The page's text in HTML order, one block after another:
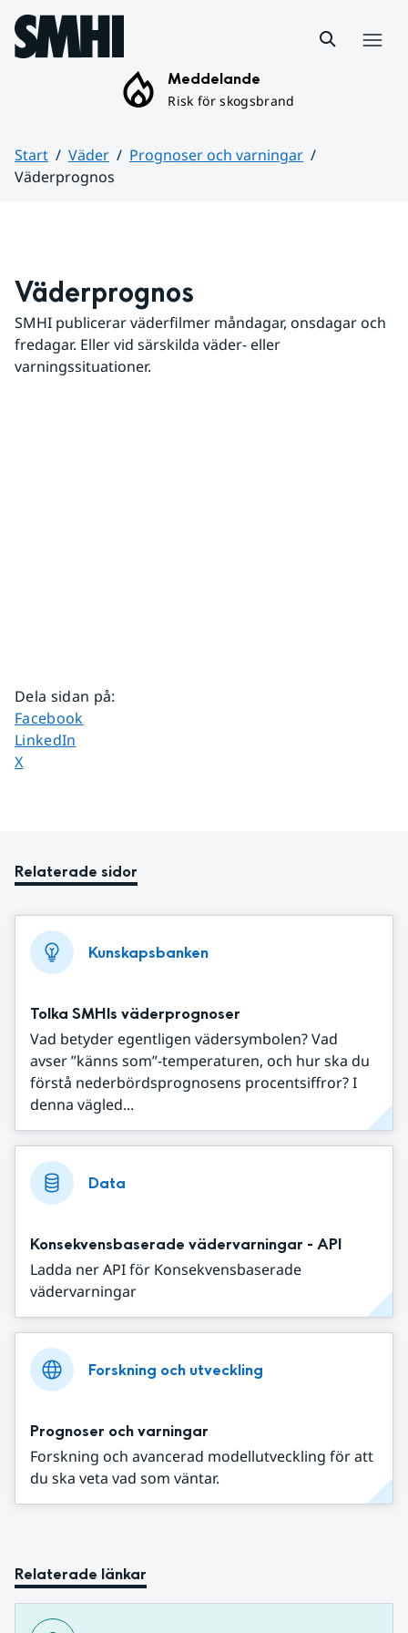
Hoppa till sidans innehåll
Meddelande
Risk för skogsbrand
Start Väder
Prognoser och varningar
Väderprognos
Väderprognos
SMHI publicerar väderfilmer måndagar, onsdagar och
fredagar. Eller vid särskilda väder- eller
varningssituationer.
Dela sidan på:
Dela sidan på
Facebook
Dela sidan på
LinkedIn
Dela sidan på
X
Relaterade sidor
Kunskapsbanken
Tolka SMHIs väderprognoser
Vad betyder egentligen vädersymbolen? Vad
avser ”känns som”-temperaturen, och hur ska du
förstå nederbördsprognosens procentsiffror? I
denna vägled...
Data
Konsekvensbaserade vädervarningar - API
Ladda ner API för Konsekvensbaserade
vädervarningar
Forskning och utveckling
Prognoser och varningar
Forskning och avancerad modellutveckling för att
du ska veta vad som väntar.
Relaterade länkar